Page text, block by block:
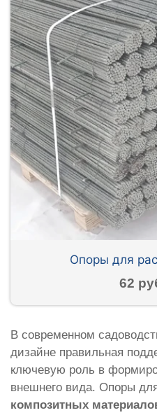
Опоры для
62
В современном
дизайне правильная
ключевую роль в
внешнего вида. Опоры
композитных